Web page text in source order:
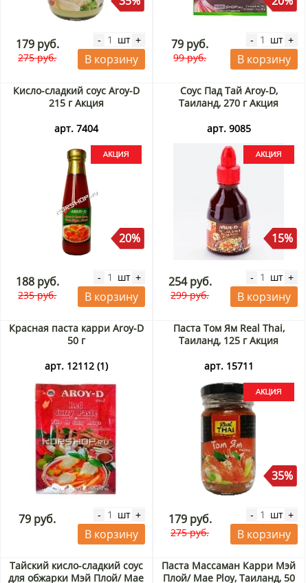
179 руб.
275 руб.
- шт +
В корзину
79 руб.
99 руб.
- шт +
В корзину
Кисло-сладкий соус Aroy-D
215 г Акция
арт. 7404
20%
188 руб.
235 руб.
- шт +
В корзину
Соус Пад Тай Aroy-D,
Таиланд, 270 г Акция
арт. 9085
15%
254 руб.
299 руб.
- шт +
В корзину
Красная паста карри Aroy-D
50 г
арт. 12112 (1)
79 руб. - шт +
В корзину
Паста Том Ям Real Thai,
Таиланд, 125 г Акция
арт. 15711
35%
179 руб.
275 руб.
- шт +
В корзину
Тайский кисло-сладкий соус
для обжарки Мэй Плой/ Mae
Паста Массаман Карри Мэй
Плой/ Mae Ploy, Таиланд, 50